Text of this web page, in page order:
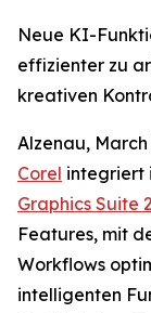
Neue KI-
effizienter zu
kreativen
Alzenau, March
Corel integriert
Graphics Suite
Features, mit
Workflows
intelligenten